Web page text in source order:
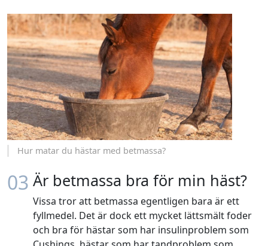
Hur matar du hästar med betmassa?
03 Är betmassa bra för min häst?
Vissa tror att betmassa egentligen bara är ett
fyllmedel. Det är dock ett mycket lättsmält foder
och bra för hästar som har insulinproblem som